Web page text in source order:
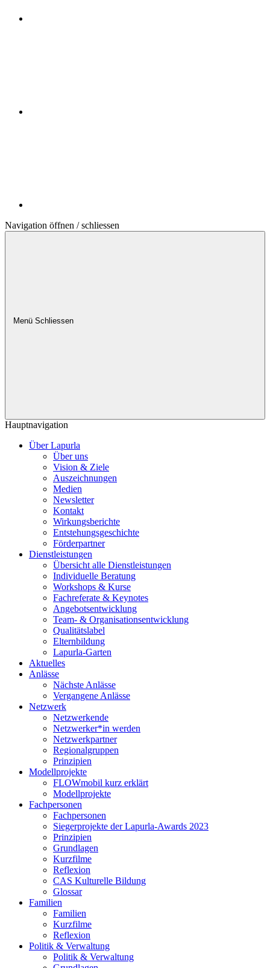
Navigation öffnen / schliessen
Menü Schliessen
Hauptnavigation
Über Lapurla
Über uns
Vision & Ziele
Auszeichnungen
Medien
Newsletter
Kontakt
Wirkungsberichte
Entstehungsgeschichte
Förderpartner
Dienstleistungen
Übersicht alle Dienstleistungen
Individuelle Beratung
Workshops & Kurse
Fachreferate & Keynotes
Angebotsentwicklung
Team- & Organisationsentwicklung
Qualitätslabel
Elternbildung
Lapurla-Garten
Aktuelles
Anlässe
Nächste Anlässe
Vergangene Anlässe
Netzwerk
Netzwerkende
Netzwerker*in werden
Netzwerkpartner
Regionalgruppen
Prinzipien
Modellprojekte
FLOWmobil kurz erklärt
Modellprojekte
Fachpersonen
Fachpersonen
Siegerprojekte der Lapurla-Awards 2023
Prinzipien
Grundlagen
Kurzfilme
Reflexion
CAS Kulturelle Bildung
Glossar
Familien
Familien
Kurzfilme
Reflexion
Politik & Verwaltung
Politik & Verwaltung